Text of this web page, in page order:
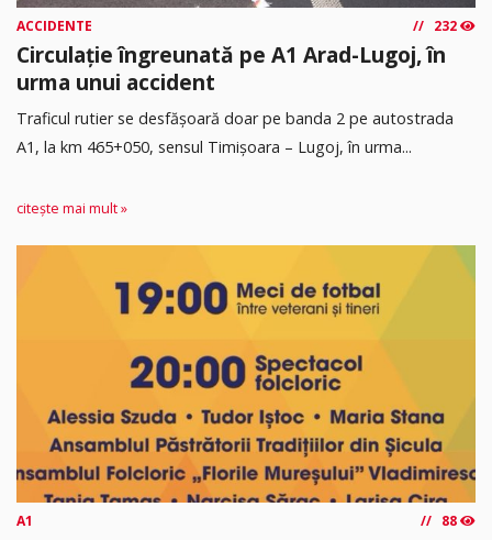
ACCIDENTE 232
Circulație îngreunată pe A1 Arad-Lugoj, în
urma unui accident
Traficul rutier se desfășoară doar pe banda 2 pe autostrada
A1, la km 465+050, sensul Timişoara – Lugoj, în urma...
citește mai mult »
A1 88